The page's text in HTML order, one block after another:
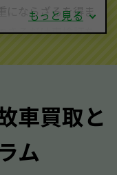
にならざるを得ま
きるだけ車検証を
りとなります。
もっと見る
車買取と
ム